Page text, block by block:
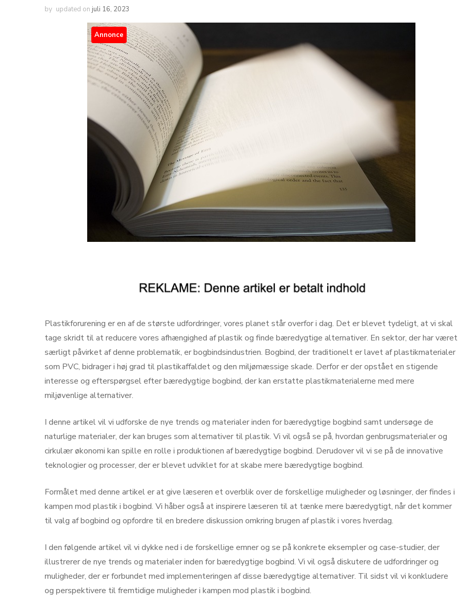
by updated on juli 16, 2023
Annonce
Plastikforurening er en af ​​de største udfordringer, vores planet står overfor i dag. Det er blevet tydeligt, at vi skal
tage skridt til at reducere vores afhængighed af plastik og finde bæredygtige alternativer. En sektor, der har været
særligt påvirket af denne problematik, er bogbindsindustrien. Bogbind, der traditionelt er lavet af plastikmaterialer
som PVC, bidrager i høj grad til plastikaffaldet og den miljømæssige skade. Derfor er der opstået en stigende
interesse og efterspørgsel efter bæredygtige bogbind, der kan erstatte plastikmaterialerne med mere
miljøvenlige alternativer.
I denne artikel vil vi udforske de nye trends og materialer inden for bæredygtige bogbind samt undersøge de
naturlige materialer, der kan bruges som alternativer til plastik. Vi vil også se på, hvordan genbrugsmaterialer og
cirkulær økonomi kan spille en rolle i produktionen af ​​bæredygtige bogbind. Derudover vil vi se på de innovative
teknologier og processer, der er blevet udviklet for at skabe mere bæredygtige bogbind.
Formålet med denne artikel er at give læseren et overblik over de forskellige muligheder og løsninger, der findes i
kampen mod plastik i bogbind. Vi håber også at inspirere læseren til at tænke mere bæredygtigt, når det kommer
til valg af bogbind og opfordre til en bredere diskussion omkring brugen af plastik i vores hverdag.
I den følgende artikel vil vi dykke ned i de forskellige emner og se på konkrete eksempler og case-studier, der
illustrerer de nye trends og materialer inden for bæredygtige bogbind. Vi vil også diskutere de udfordringer og
muligheder, der er forbundet med implementeringen af ​​disse bæredygtige alternativer. Til sidst vil vi konkludere
og perspektivere til fremtidige muligheder i kampen mod plastik i bogbind.